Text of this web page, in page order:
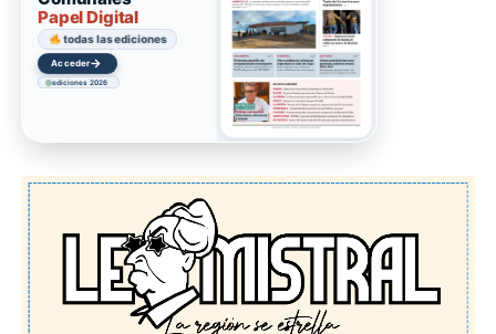
Papel Digital
todas las ediciones
Acceder→
ediciones 2026